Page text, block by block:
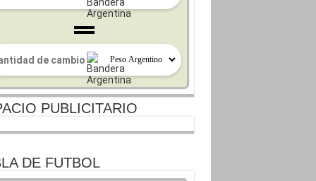
PUBLICITARIO
DE FUTBOL